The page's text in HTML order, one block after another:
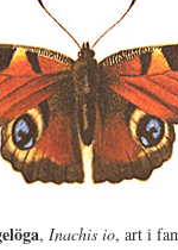
, Inachis io, art i